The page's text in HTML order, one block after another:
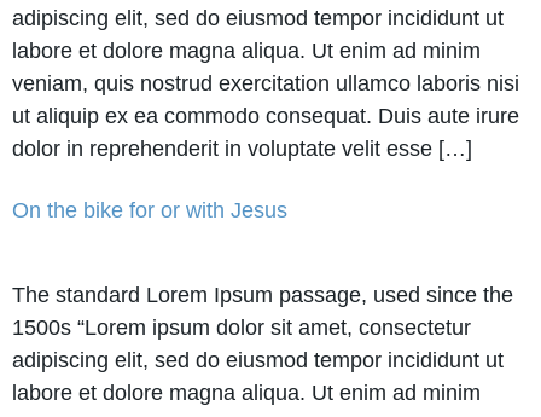
adipiscing elit, sed do eiusmod tempor incididunt ut
labore et dolore magna aliqua. Ut enim ad minim
veniam, quis nostrud exercitation ullamco laboris nisi
ut aliquip ex ea commodo consequat. Duis aute irure
dolor in reprehenderit in voluptate velit esse […]
On the bike for or with Jesus
The standard Lorem Ipsum passage, used since the
1500s “Lorem ipsum dolor sit amet, consectetur
adipiscing elit, sed do eiusmod tempor incididunt ut
labore et dolore magna aliqua. Ut enim ad minim